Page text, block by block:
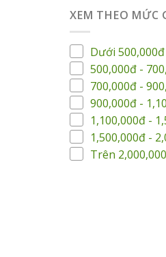
XEM THEO MỨC
Dưới 500,000đ
500,000đ -
700,000đ -
900,000đ -
1,100,000đ -
1,500,000đ -
Trên